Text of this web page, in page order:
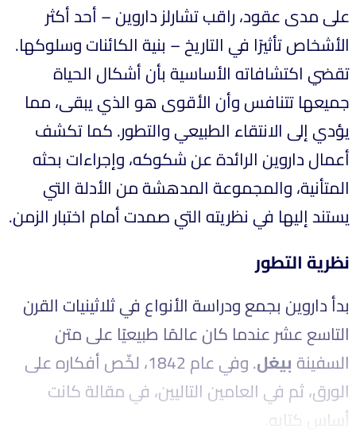
على مدى عقود، راقب تشارلز داروين – أحد أكثر
الأشخاص تأثيرًا في التاريخ – بنية الكائنات وسلوكها.
تقضي اكتشافاته الأساسية بأن أشكال الحياة
جميعها تتنافس وأن الأقوى هو الذي يبقى، مما
يؤدي إلى الانتقاء الطبيعي والتطور. كما تكشف
أعمال داروين الرائدة عن شكوكه، وإجراءات بحثه
المتأنية، والمجموعة المدهشة من الأدلة التي
يستند إليها في نظريته التي صمدت أمام اختبار الزمن.
نظرية التطور
بدأ داروين بجمع ودراسة الأنواع في ثلاثينيات القرن
التاسع عشر عندما كان عالمًا طبيعيًا على متن
السفينة بيغل
. وفي عام 1842، لخّص أفكاره على
الورق، ثم في العامين التاليين، في مقالة كانت
أساس كتابه.